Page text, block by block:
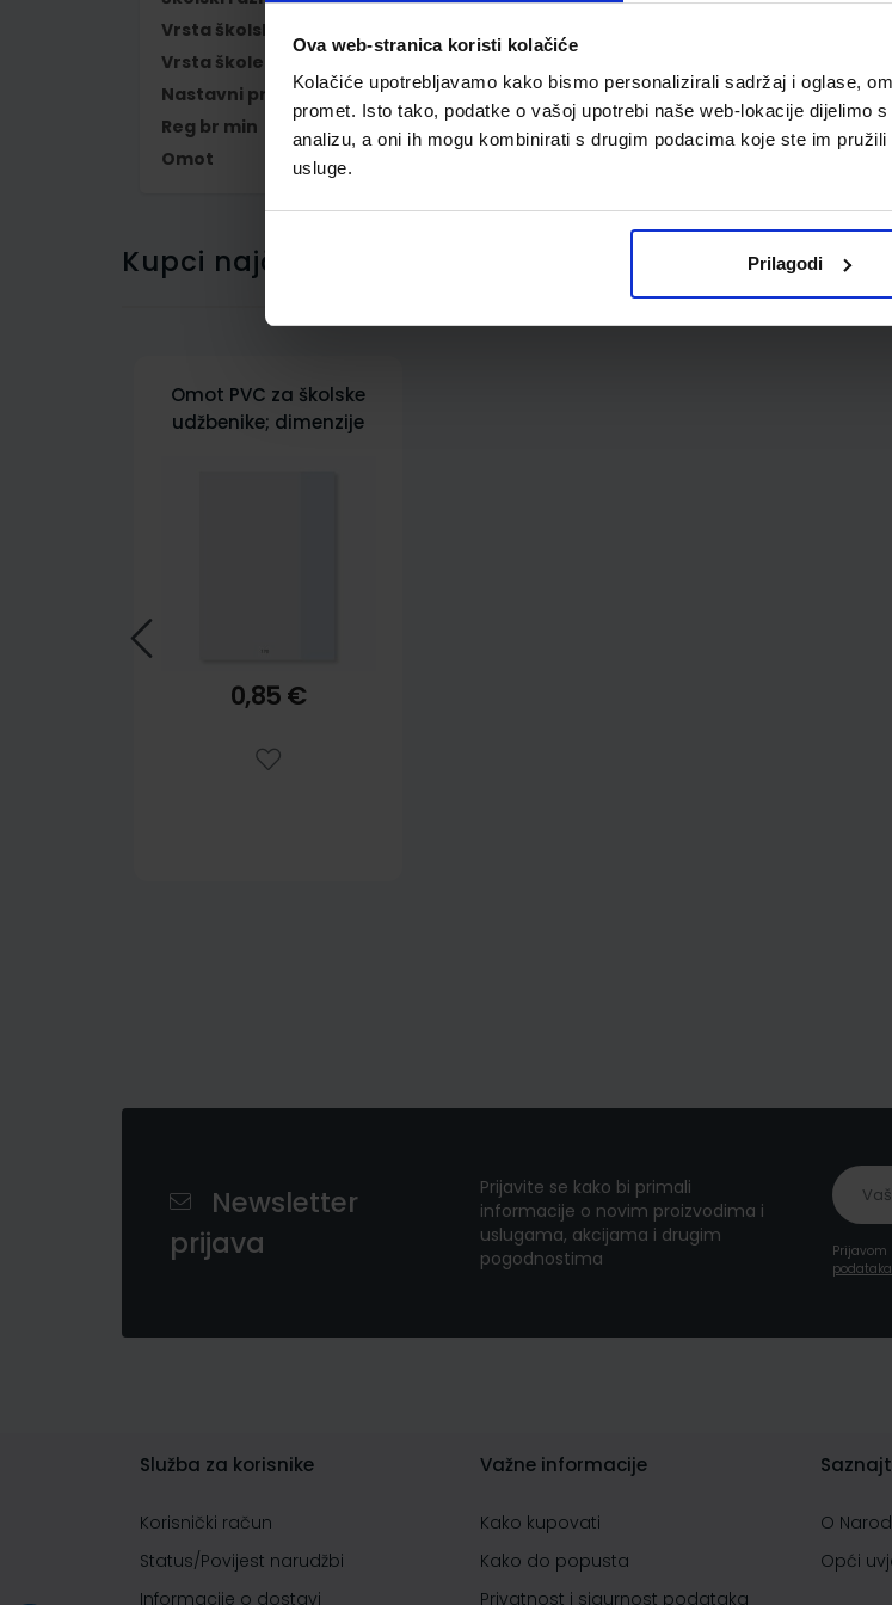
Ova web-stranica koristi kolačiće
Kolačiće upotrebljavamo kako bismo personalizirali sadržaj i oglase,
promet. Isto tako, podatke o vašoj upotrebi naše web-lokacije dijelimo
analizu, a oni ih mogu kombinirati s drugim podacima koje ste im
usluge.
Prilagodi
Vrsta školske knjige
Vrsta škole
Nastavni predmet
MATEMATIKA
Reg br min
6527
Omot
Kupci najčešće biraju..
Omot PVC za školske
udžbenike; dimenzije
0,85 €
Newsletter
prijava
Prijavite se kako bi primali
informacije o novim proizvodima i
uslugama, akcijama i drugim
pogodnostima
podataka
Služba za korisnike
Korisnički račun
Status/Povijest narudžbi
Informacije o dostavi
Važne informacije
Kako kupovati
Kako do popusta
Privatnost i sigurnost podataka
O
Opći